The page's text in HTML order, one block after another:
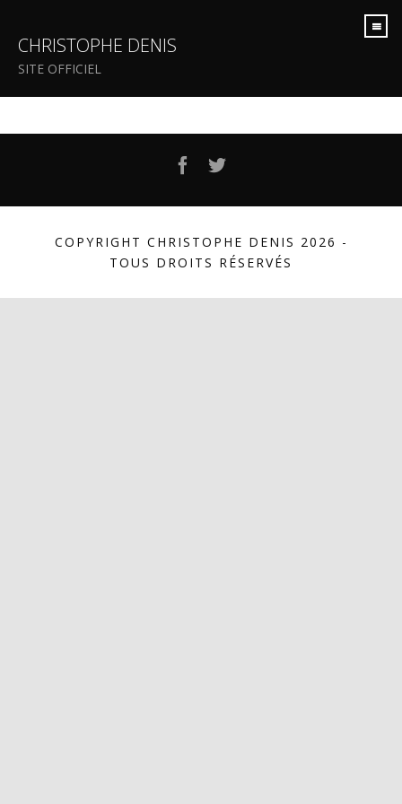
CHRISTOPHE DENIS
SITE OFFICIEL
Facebook
COPYRIGHT CHRISTOPHE DENIS 2026 -
TOUS DROITS RÉSERVÉS